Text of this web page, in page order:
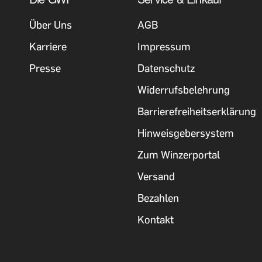
Über Uns
Karriere
Presse
AGB
Impressum
Datenschutz
Widerrufsbelehrung
Barrierefreiheitserklärung
Hinweisgebersystem
Zum Winzerportal
Versand
Bezahlen
Kontakt